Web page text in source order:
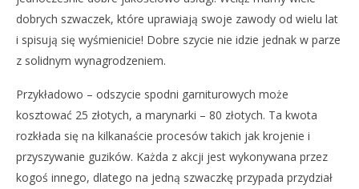
dobrych szwaczek, które uprawiają swoje zawody od wielu lat
i spisują się wyśmienicie! Dobre szycie nie idzie jednak w parze
z solidnym wynagrodzeniem.
Przykładowo – odszycie spodni garniturowych może
kosztować 25 złotych, a marynarki – 80 złotych. Ta kwota
rozkłada się na kilkanaście procesów takich jak krojenie i
przyszywanie guzików. Każda z akcji jest wykonywana przez
kogoś innego, dlatego na jedną szwaczkę przypada przydział